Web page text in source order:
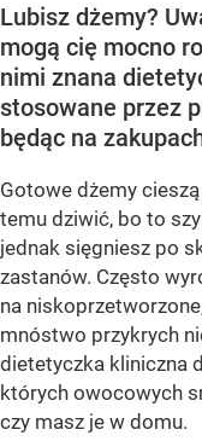
Lubisz dżemy?
mogą cię mocno
nimi znana
stosowane przez
będąc na
Gotowe dżemy
temu dziwić, bo to
jednak sięgniesz po
zastanów. Często
na
mnóstwo przykrych
dietetyczka kliniczna
których owocowych
czy masz je w domu.